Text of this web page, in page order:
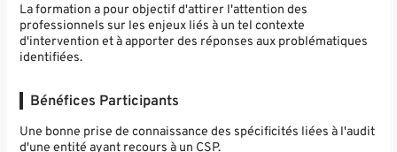
La formation a pour objectif d'attirer l'attention des
professionnels sur les enjeux liés à un tel contexte
d'intervention et à apporter des réponses aux problématiques
identifiées.
Bénéfices Participants
Une bonne prise de connaissance des spécificités liées à l'audit
d'une entité ayant recours à un CSP.